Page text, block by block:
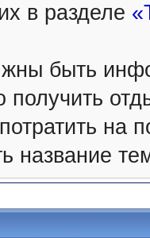
в разделе
быть
на
название